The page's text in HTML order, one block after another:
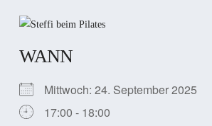
WANN
Mittwoch: 24. September 2025
17:00 - 18:00